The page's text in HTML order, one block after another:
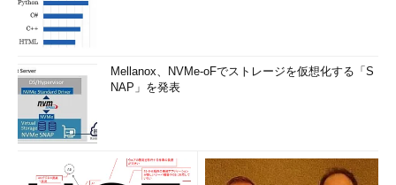
Mellanox、NVMe-oFでストレージを仮想化する「S
NAP」を発表